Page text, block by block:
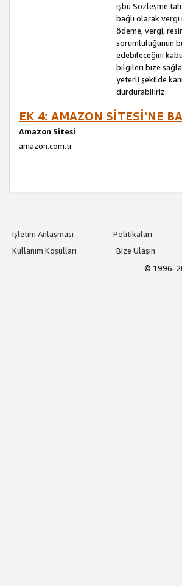
işbu Sözleşme
bağlı olarak vergi
ödeme, vergi,
sorumluluğunun
edebileceğini
bilgileri bize
yeterli şekilde
durdurabiliriz.
EK 4: AMAZON SİTESİ'NE
Amazon Sitesi
amazon.com.tr
İşletim Anlaşması
Politikaları
Kullanım Koşulları
Bize Ulaşın
© 1996-